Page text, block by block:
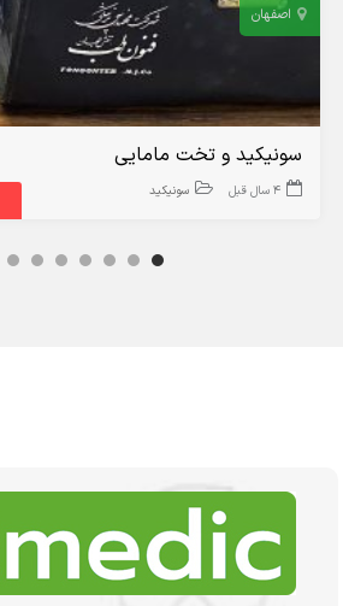
اصفهان
سونیکید و تخت مامایی
4 سال قبل سونیکید